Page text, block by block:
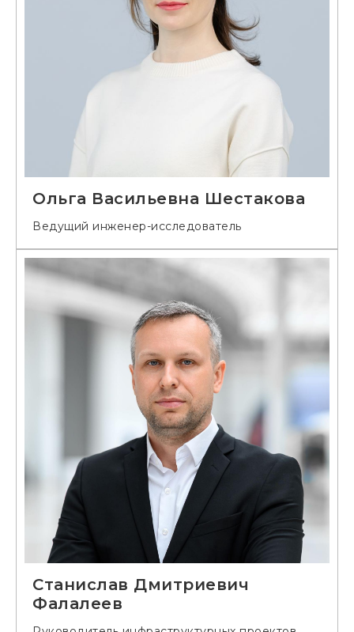
Ольга Васильевна Шестакова
Ведущий инженер-исследователь
Станислав Дмитриевич
Фалалеев